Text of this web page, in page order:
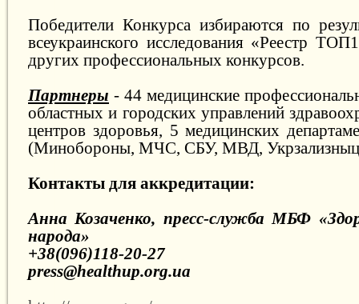
Победители Конкурса избираются по
всеукраинского исследования «Реестр
других профессиональных конкурсов.
Партнеры - 44 медицинские
областных и городских управлений
центров здоровья, 5 медицинских
(Минобороны, МЧС, СБУ, МВД,
Контакты для аккредитации:
Анна Козаченко, пресс-служба МБФ
народа»
+38(096)118-20-27
press@healthup.org.ua